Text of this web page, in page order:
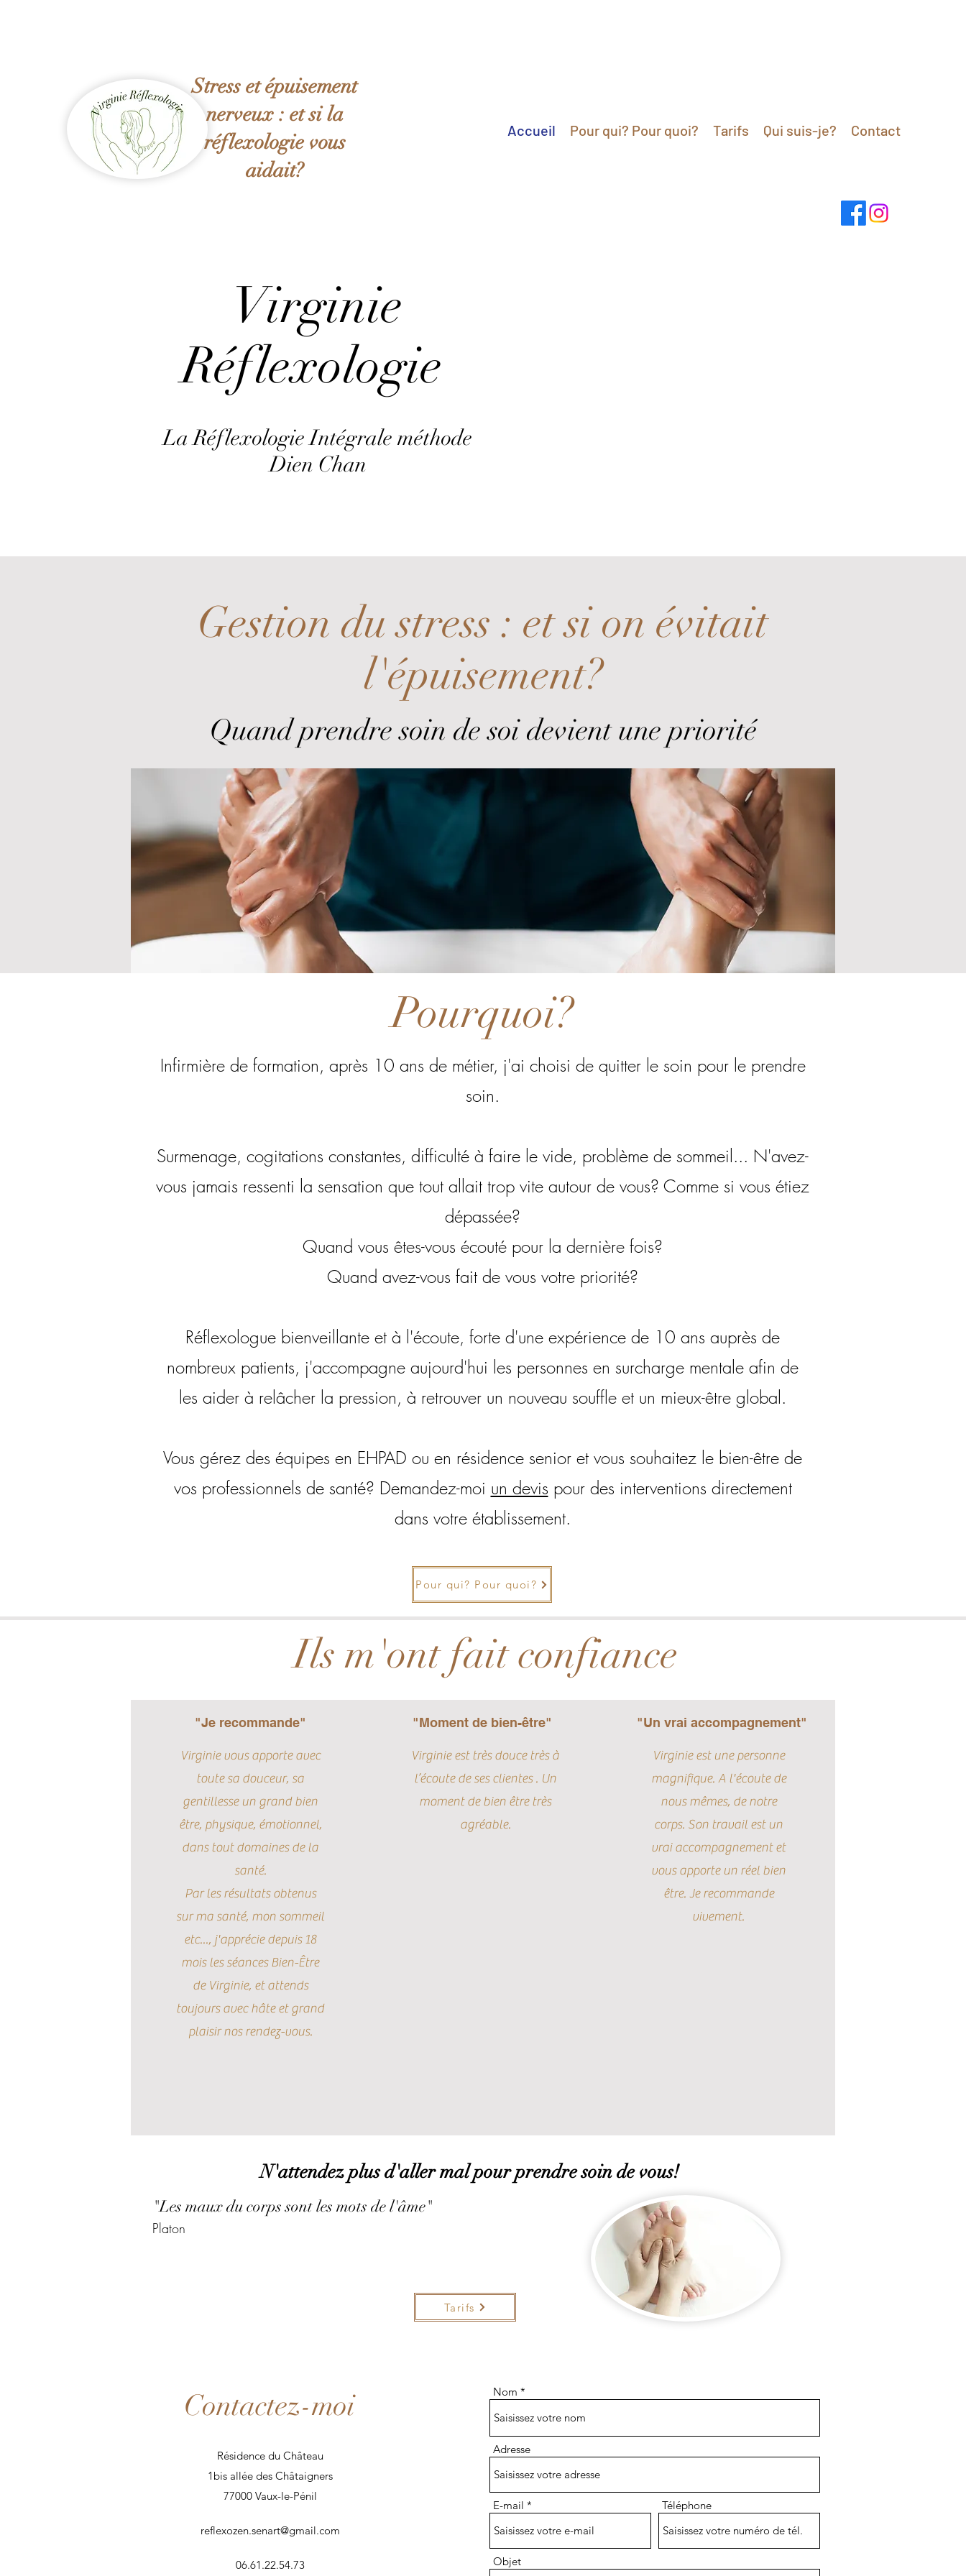
Stress et épuisement
nerveux : et si la
réflexologie vous
aidait?
Accueil Pour qui? Pour quoi? Tarifs Qui suis-je? Contact
Virginie
Réflexologie
La Réflexologie Intégrale méthode
Dien Chan
Gestion du stress : et si on évitait
l'épuisement?
Quand prendre soin de soi devient une priorité
Pourquoi?
Infirmière de formation, après 10 ans de métier, j'ai choisi de quitter le soin pour le prendre
soin.
Surmenage, cogitations constantes, difficulté à faire le vide, problème de sommeil... N'avez-
vous jamais ressenti la sensation que tout allait trop vite autour de vous? Comme si vous étiez
dépassée?
Quand vous êtes-vous écouté pour la dernière fois?
Quand avez-vous fait de vous votre priorité?
Réflexologue bienveillante et à l'écoute, forte d'une expérience de 10 ans auprès de
nombreux patients, j'accompagne aujourd'hui les personnes en surcharge mentale afin de
les aider à relâcher la pression, à retrouver un nouveau souffle et un mieux-être global.
Vous gérez des équipes en EHPAD ou en résidence senior et vous souhaitez le bien-être de
vos professionnels de santé? Demandez-moi un devis pour des interventions directement
dans votre établissement.
Pour qui? Pour quoi?
Ils m'ont fait confiance
"Je recommande"
Virginie vous apporte avec
toute sa douceur, sa
gentillesse un grand bien
être, physique, émotionnel,
dans tout domaines de la
santé.
Par les résultats obtenus
sur ma santé, mon sommeil
etc..., j'apprécie depuis 18
mois les séances Bien-Être
de Virginie, et attends
toujours avec hâte et grand
plaisir nos rendez-vous.
"Moment de bien-être"
Virginie est très douce très à
l’écoute de ses clientes . Un
moment de bien être très
agréable.
"Un vrai accompagnement"
Virginie est une personne
magnifique. A l'écoute de
nous mêmes, de notre
corps. Son travail est un
vrai accompagnement et
vous apporte un réel bien
être. Je recommande
vivement.
N'attendez plus d'aller mal pour prendre soin de vous!
"Les maux du corps sont les mots de l'âme"
Platon
Tarifs
Contactez-moi
Résidence du Château
1bis allée des Châtaigners
77000 Vaux-le-Pénil
reflexozen.senart@gmail.com
06.61.22.54.73
Nom
Adresse
E-mail Téléphone
Objet